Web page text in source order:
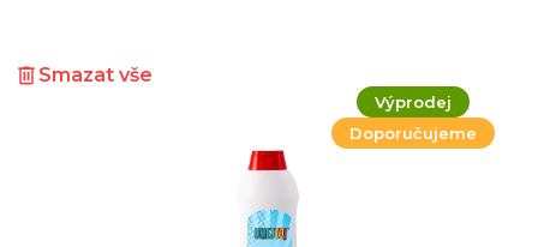
Smazat vše
Výprodej
Doporučujeme